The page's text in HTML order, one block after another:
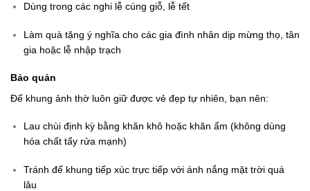
Dùng trong các nghi lễ cúng giỗ, lễ tết
Làm quà tặng ý nghĩa cho các gia đình nhân dịp mừng thọ, tân
gia hoặc lễ nhập trạch
Bảo quản
Để khung ảnh thờ luôn giữ được vẻ đẹp tự nhiên, bạn nên:
Lau chùi định kỳ bằng khăn khô hoặc khăn ẩm (không dùng
hóa chất tẩy rửa mạnh)
Tránh để khung tiếp xúc trực tiếp với ánh nắng mặt trời quá
lâu